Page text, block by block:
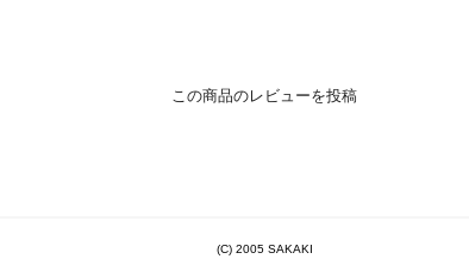
この商品のレビューを投稿
(C) 2005 SAKAKI